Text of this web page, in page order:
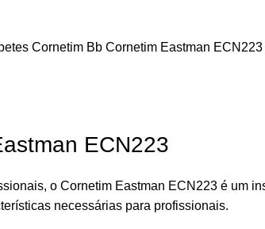
Cornetim Bb Cornetim Eastman ECN223
ECN223
o Cornetim Eastman ECN223 é um
necessárias para profissionais.